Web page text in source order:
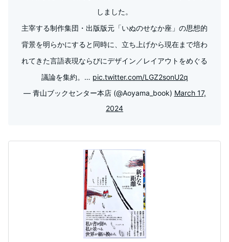
しました。
主宰する制作集団・出版版元「いぬのせなか座」の思想的
背景を明らかにすると同時に、立ち上げから現在まで培わ
れてきた言語表現ならびにデザイン／レイアウトをめぐる
議論を集約。… pic.twitter.com/LGZ2sonU2q
— 青山ブックセンター本店 (@Aoyama_book) March 17,
2024